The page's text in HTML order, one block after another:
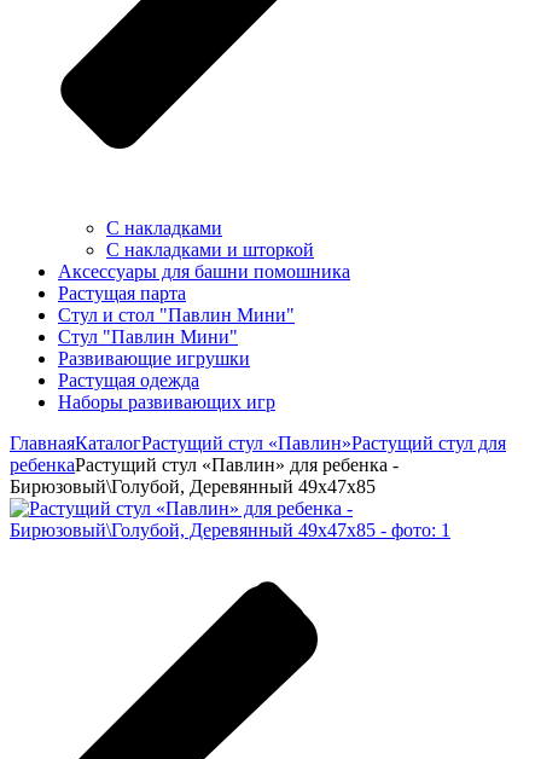
С накладками
С накладками и шторкой
Аксессуары для башни помошника
Растущая парта
Стул и стол "Павлин Мини"
Стул "Павлин Мини"
Развивающие игрушки
Растущая одежда
Наборы развивающих игр
ГлавнаяКаталогРастущий стул «Павлин»Растущий стул для
ребенкаРастущий стул «Павлин» для ребенка -
Бирюзовый\Голубой, Деревянный 49x47x85